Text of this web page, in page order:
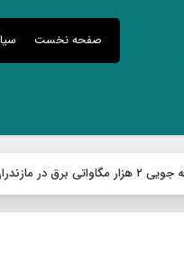
صفحه نخست
در مازندران، ارمغان پویش «قرار همدلی»